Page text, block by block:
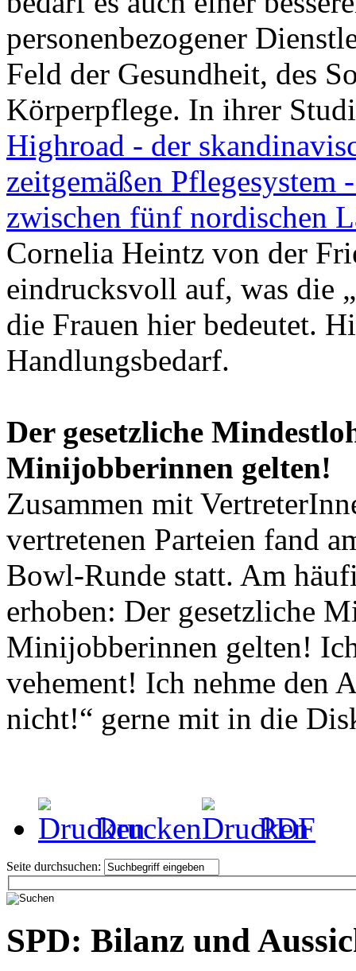
personenbezogener
Feld der Gesundheit, des
Körperpflege. In ihrer
Highroad - der
zeitgemäßen Pflegesystem
zwischen fünf nordischen
Cornelia Heintz von der
eindrucksvoll auf, was die
die Frauen hier bedeutet.
Handlungsbedarf.
Der gesetzliche
Minijobberinnen gelten!
Zusammen mit
vertretenen Parteien fand
Bowl-Runde statt. Am
erhoben: Der gesetzliche
Minijobberinnen gelten!
vehement! Ich nehme den
nicht!“ gerne mit in die
Drucken PDF
Seite durchsuchen:
SPD: Bilanz und